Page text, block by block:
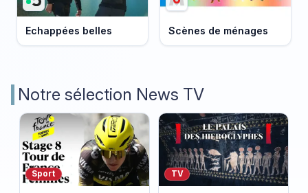
Echappées belles Scènes de ménages
Notre sélection News TV
Sport TV